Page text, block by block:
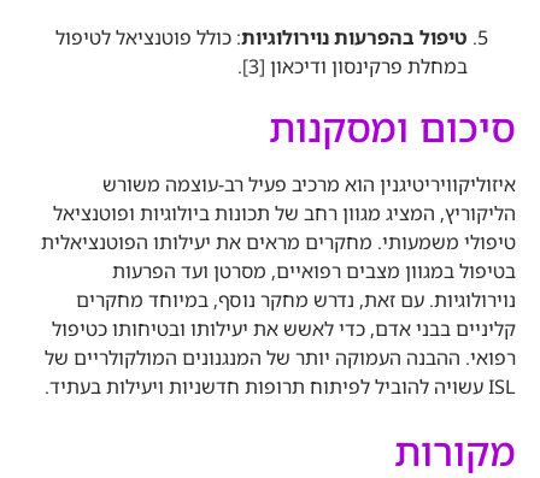
טיפול בהפרעות נוירולוגיות: כולל פוטנציאל לטיפול
במחלת פרקינסון ודיכאון [3]
.
סיכום ומסקנות
איזוליקוויריטיגנין הוא מרכיב פעיל רב-עוצמה משורש
הליקוריץ, המציג מגוון רחב של תכונות ביולוגיות ופוטנציאל
טיפולי משמעותי. מחקרים מראים את יעילותו הפוטנציאלית
בטיפול במגוון מצבים רפואיים, מסרטן ועד הפרעות
נוירולוגיות. עם זאת, נדרש מחקר נוסף, במיוחד מחקרים
קליניים בבני אדם, כדי לאשש את יעילותו ובטיחותו כטיפול
רפואי. ההבנה העמוקה יותר של המנגנונים המולקולריים של
ISL עשויה להוביל לפיתוח תרופות חדשניות ויעילות בעתיד.
מקורות